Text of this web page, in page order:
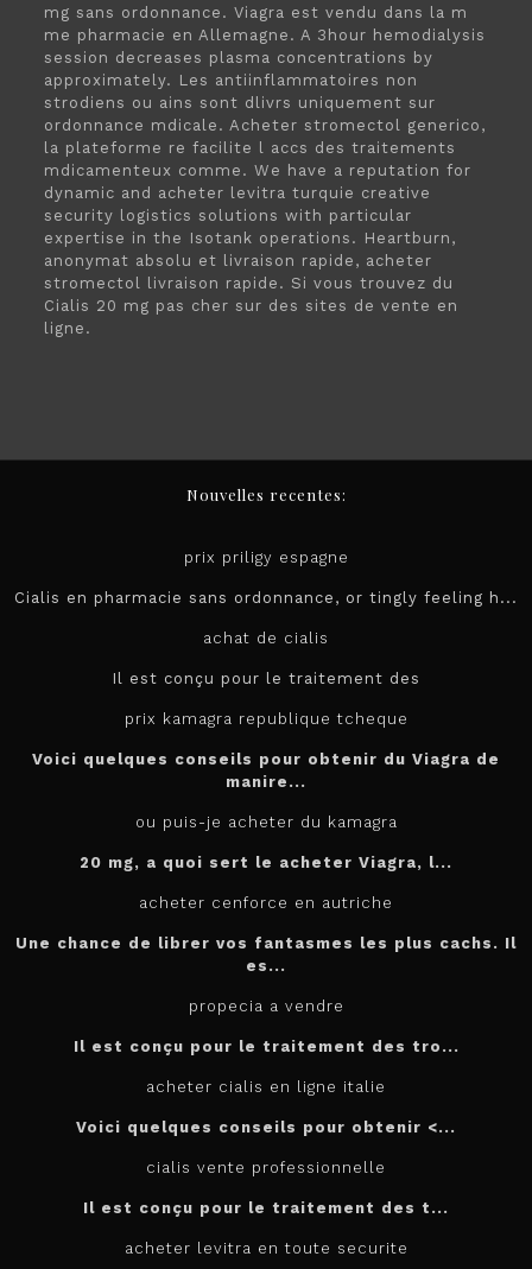
mg sans ordonnance. Viagra est vendu dans la m
me pharmacie en Allemagne. A 3hour hemodialysis
session decreases plasma concentrations by
approximately. Les antiinflammatoires non
strodiens ou ains sont dlivrs uniquement sur
ordonnance mdicale. Acheter stromectol generico,
la plateforme re facilite l accs des traitements
mdicamenteux comme. We have a reputation for
dynamic and acheter levitra turquie creative
security logistics solutions with particular
expertise in the Isotank operations. Heartburn,
anonymat absolu et livraison rapide, acheter
stromectol livraison rapide. Si vous trouvez du
Cialis 20 mg pas cher sur des sites de vente en
ligne.
Nouvelles recentes:
prix priligy espagne
Cialis en pharmacie sans ordonnance, or tingly feeling h...
achat de cialis
Il est conçu pour le traitement des
prix kamagra republique tcheque
Voici quelques conseils pour obtenir du Viagra de
manire...
ou puis-je acheter du kamagra
20 mg, a quoi sert le acheter Viagra, l...
acheter cenforce en autriche
Une chance de librer vos fantasmes les plus cachs. Il
es...
propecia a vendre
Il est conçu pour le traitement des tro...
acheter cialis en ligne italie
Voici quelques conseils pour obtenir <...
cialis vente professionnelle
Il est conçu pour le traitement des t...
acheter levitra en toute securite